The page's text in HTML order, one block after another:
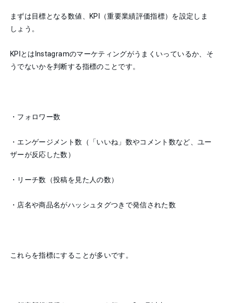
まずは目標となる数値、KPI（重要業績評価指標）を設定しま
しょう。
KPIとはInstagramのマーケティングがうまくいっているか、そ
うでないかを判断する指標のことです。
・フォロワー数
・エンゲージメント数（「いいね」数やコメント数など、ユー
ザーが反応した数）
・リーチ数（投稿を見た人の数）
・店名や商品名がハッシュタグつきで発信された数
これらを指標にすることが多いです。